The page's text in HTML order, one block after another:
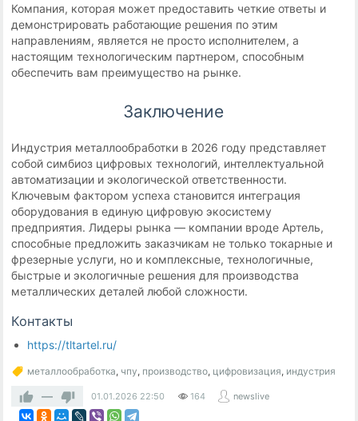
Компания, которая может предоставить четкие ответы и
демонстрировать работающие решения по этим
направлениям, является не просто исполнителем, а
настоящим технологическим партнером, способным
обеспечить вам преимущество на рынке.
Заключение
Индустрия металлообработки в 2026 году представляет
собой симбиоз цифровых технологий, интеллектуальной
автоматизации и экологической ответственности.
Ключевым фактором успеха становится интеграция
оборудования в единую цифровую экосистему
предприятия. Лидеры рынка — компании вроде Артель,
способные предложить заказчикам не только токарные и
фрезерные услуги, но и комплексные, технологичные,
быстрые и экологичные решения для производства
металлических деталей любой сложности.
Контакты
https://tltartel.ru/
металлообработка, чпу, производство, цифровизация, индустрия
— 01.01.2026 22:50 164 newslive